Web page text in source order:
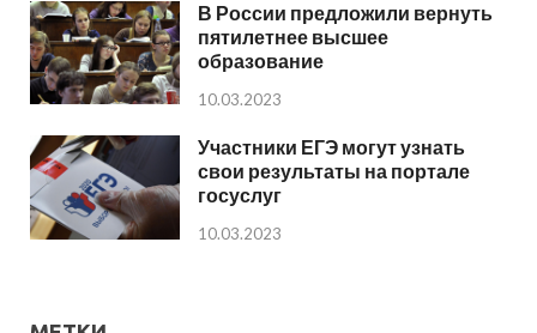
В России предложили вернуть
пятилетнее высшее
образование
10.03.2023
Участники ЕГЭ могут узнать
свои результаты на портале
госуслуг
10.03.2023